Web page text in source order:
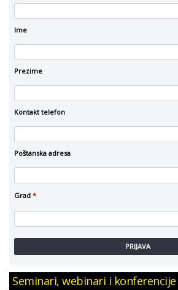
Ime
Prezime
Kontakt telefon
Poštanska adresa
Grad *
PRIJAVA
Seminari, webinari i konferencije